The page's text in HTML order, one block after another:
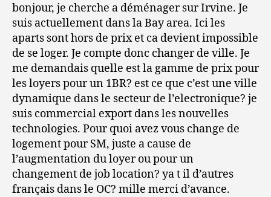
bonjour, je cherche a déménager sur Irvine. Je
suis actuellement dans la Bay area. Ici les
aparts sont hors de prix et ca devient impossible
de se loger. Je compte donc changer de ville. Je
me demandais quelle est la gamme de prix pour
les loyers pour un 1BR? est ce que c’est une ville
dynamique dans le secteur de l’electronique? je
suis commercial export dans les nouvelles
technologies. Pour quoi avez vous change de
logement pour SM, juste a cause de
l’augmentation du loyer ou pour un
changement de job location? ya t il d’autres
français dans le OC? mille merci d’avance.